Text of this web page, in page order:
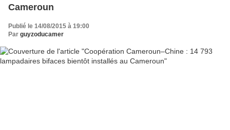
Cameroun
Publié le 14/08/2015 à 19:00
Par guyzoducamer